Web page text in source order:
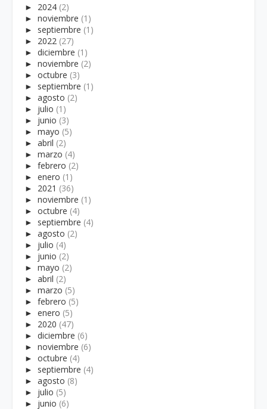
► 2024 (2)
► noviembre (1)
► septiembre (1)
► 2022 (27)
► diciembre (1)
► noviembre (2)
► octubre (3)
► septiembre (1)
► agosto (2)
► julio (1)
► junio (3)
► mayo (5)
► abril (2)
► marzo (4)
► febrero (2)
► enero (1)
► 2021 (36)
► noviembre (1)
► octubre (4)
► septiembre (4)
► agosto (2)
► julio (4)
► junio (2)
► mayo (2)
► abril (2)
► marzo (5)
► febrero (5)
► enero (5)
► 2020 (47)
► diciembre (6)
► noviembre (6)
► octubre (4)
► septiembre (4)
► agosto (8)
► julio (5)
► junio (6)